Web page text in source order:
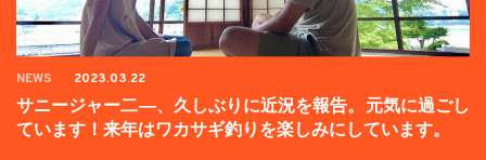
NEWS 2023.03.22
サニージャー二―、久しぶりに近況を報告。元気に過ごし
ています！来年はワカサギ釣りを楽しみにしています。